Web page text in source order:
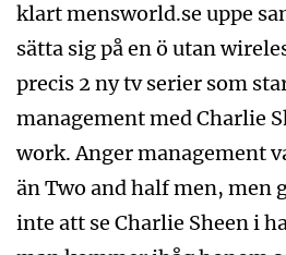
klart mensworld.se uppe
sätta sig på en ö utan
precis 2 ny tv serier som
management med Charlie
work. Anger management
än Two and half men, men
inte att se Charlie Sheen i